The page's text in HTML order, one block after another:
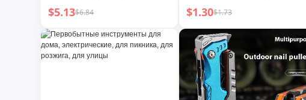
нержавеющей стали,
барбекю, плоская палочка,
железная палочка, круглая
$5.13$6.84
крючок для хранения
женская спальня, хорошие
вещи, прикроватный
держатель
$1.30$1.73